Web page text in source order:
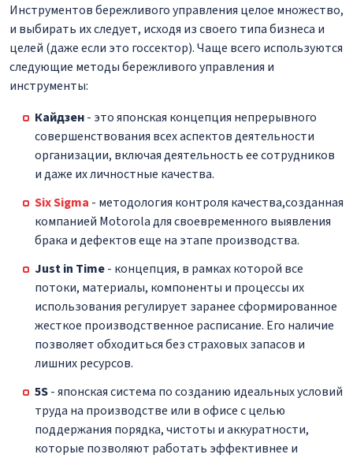
Инструментов бережливого управления целое множество,
и выбирать их следует, исходя из своего типа бизнеса и
целей (даже если это госсектор). Чаще всего используются
следующие методы бережливого управления и
инструменты:
Кайдзен- это японская концепция непрерывного
совершенствования всех аспектов деятельности
организации, включая деятельность ее сотрудников
и даже их личностные качества.
Six Sigma - методология контроля качества,созданная
компанией Motorola для своевременного выявления
брака и дефектов еще на этапе производства.
Just in Time- концепция, в рамках которой все
потоки, материалы, компоненты и процессы их
использования регулирует заранее сформированное
жесткое производственное расписание. Его наличие
позволяет обходиться без страховых запасов и
лишних ресурсов.
5S- японская система по созданию идеальных условий
труда на производстве или в офисе с целью
поддержания порядка, чистоты и аккуратности,
которые позволяют работать эффективнее и